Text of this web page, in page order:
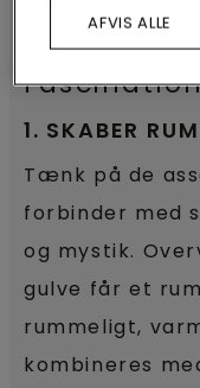
1. SKABER RUM
Tænk på de
forbinder med
og mystik.
gulve får et
rummeligt,
kombineres
AFVIS ALLE